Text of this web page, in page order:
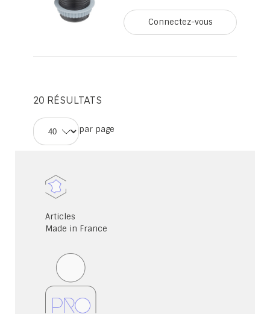
Connectez-vous
20 RÉSULTATS
par page
Articles
Made in France